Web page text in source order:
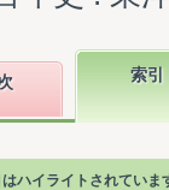
索引
ハイライトされていま